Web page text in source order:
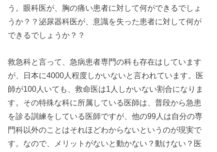
う。眼科医が、胸の痛い患者に対して何ができるでしょ
うか？？泌尿器科医が、意識を失った患者に対して何が
できるでしょうか？？
救急科と言って、急病患者専門の科も存在はしています
が、日本に4000人程度しかいないと言われています。医
師が100人いても、救命医は1人しかいない割合になりま
す。その特殊な科に所属している医師は、普段から急患
を診る訓練をしている医師ですが、他の99人は自分の専
門科以外のことはそれほどわからないというのが現実で
す。なので、メリットがないと動かない？動けない？医